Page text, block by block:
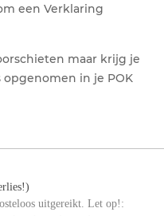
een Verklaring
maar krijg je
in je POK
uitgereikt. Let op!: